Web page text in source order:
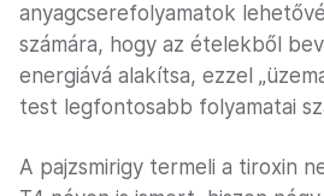
anyagcserefolyamatok
számára, hogy az ételekből
energiává alakítsa, ezzel
test legfontosabb folyamatai
A pajzsmirigy termeli a tiroxin